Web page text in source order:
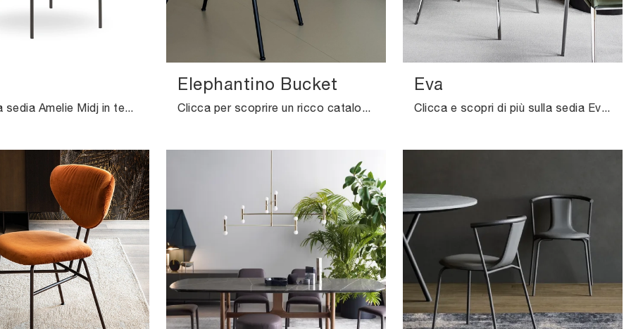
Con questa sedia Amelie Midj in tessuto, una tra le nostre sedute fisse moderne, potrai arricchire i tuoi locali.
Elephantino Bucket
Clicca per scoprire un ricco catalogo di sedie fisse per stanze moderne: il modello Elephantino Bucket di Kristalia ti attende!
Eva
Clicca e scopri di più sulla sedia Eva di Cattelan Italia in pelle: le più originali Sedie fisse design ti aspettano.